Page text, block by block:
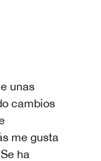
unas
cambios
me gusta
ha